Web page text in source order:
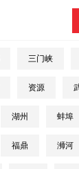
三门峡
资源
湖州 蚌埠
福鼎 浉河